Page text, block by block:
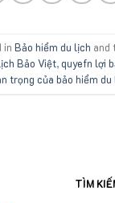
in Bảo hiểm du lịch and
Bảo Việt,quyefn lợi
trọng của bảo hiểm
TÌM